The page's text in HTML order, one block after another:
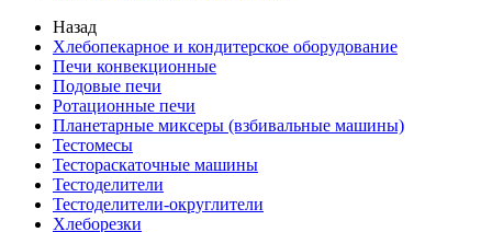
Назад
Хлебопекарное и кондитерское оборудование
Печи конвекционные
Подовые печи
Ротационные печи
Планетарные миксеры (взбивальные машины)
Тестомесы
Тестораскаточные машины
Тестоделители
Тестоделители-округлители
Хлеборезки